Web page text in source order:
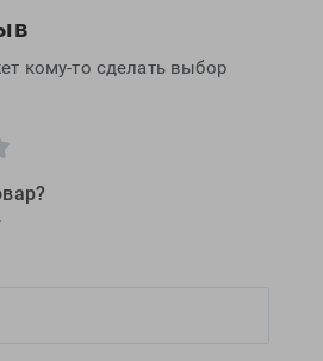
кому-то сделать выбор